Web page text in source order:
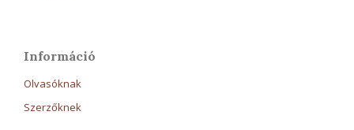
Információ
Olvasóknak
Szerzőknek